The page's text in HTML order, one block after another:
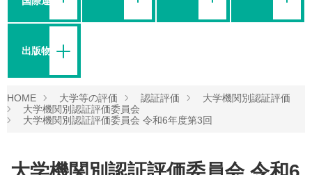
出版物等
HOME 大学等の評価 認証評価
大学機関別認証評価
大学機関別認証評価委員会
大学機関別認証評価委員会 令和6年度第3回